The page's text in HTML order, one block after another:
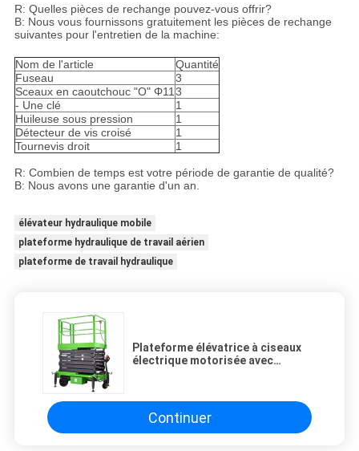
R: Quelles pièces de rechange pouvez-vous offrir?
B: Nous vous fournissons gratuitement les pièces de rechange
suivantes pour l'entretien de la machine:
Nom de l'article
Quantité
Fuseau
3
Sceaux en caoutchouc "O" Φ11 3
- Une clé
1
Huileuse sous pression
1
Détecteur de vis croisé
1
Tournevis droit
1
R: Combien de temps est votre période de garantie de qualité?
B: Nous avons une garantie d'un an.
élévateur hydraulique mobile
plateforme hydraulique de travail aérien
plateforme de travail hydraulique
Plateforme élévatrice à ciseaux
électrique motorisée avec
Continuer